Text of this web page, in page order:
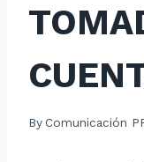
By Comunicación